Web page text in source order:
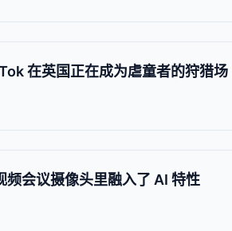
在英国正在成为虐童者的狩猎场
会议摄像头里融入了 AI 特性